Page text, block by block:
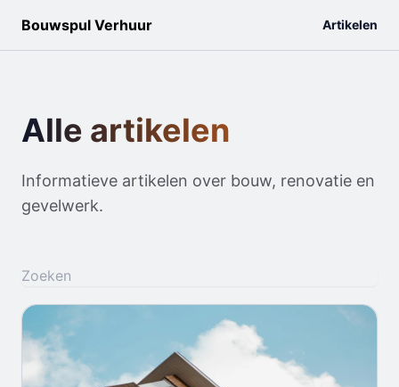
Bouwspul Verhuur Artikelen
Alle artikelen
Informatieve artikelen over bouw, renovatie en
gevelwerk.